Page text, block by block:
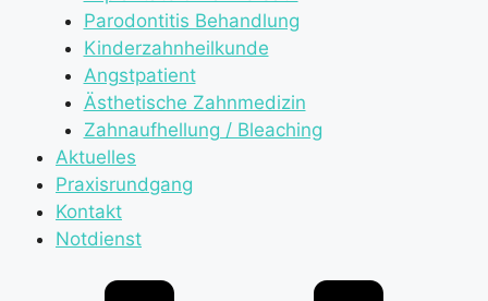
Parodontitis Behandlung
Kinderzahnheilkunde
Angstpatient
Ästhetische Zahnmedizin
Zahnaufhellung / Bleaching
Aktuelles
Praxisrundgang
Kontakt
Notdienst